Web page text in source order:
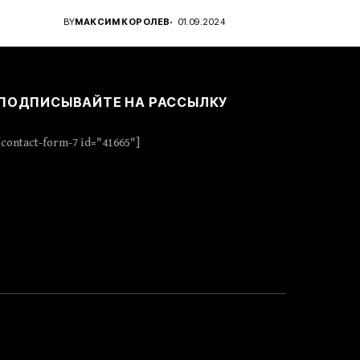
проявить стратегическое...
BYМАКСИМ КОРОЛЕВ 01.09.2024
НА РАССЫЛКУ
[contact-form-7 id="41665"]